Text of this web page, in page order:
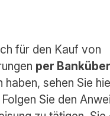
für den Kauf von
per
haben, sehen Sie
Sie den